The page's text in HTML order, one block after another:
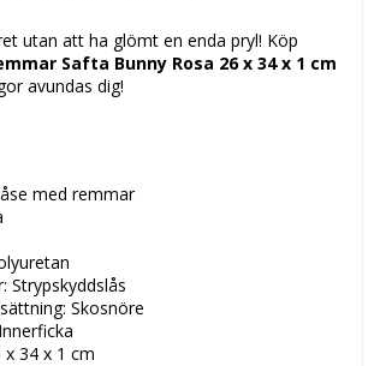
utan att ha glömt en enda pryl! Köp
Safta Bunny Rosa 26 x 34 x 1 cm
avundas dig!
med remmar
Strypskyddslås
Skosnöre
34 x 1 cm